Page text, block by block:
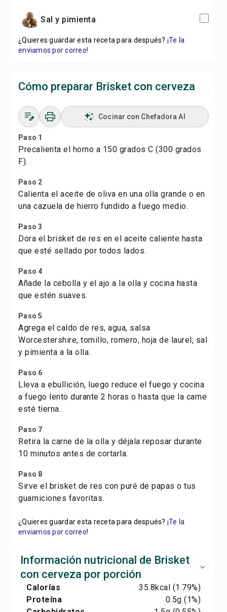
sal y pimienta
¿Quieres guardar esta receta para después? ¡Te la
enviamos por correo!
Cómo preparar Brisket con cerveza
Cocinar con Chefadora AI
Paso 1
Precalienta el horno a 150 grados C (300 grados
F).
Paso 2
Calienta el aceite de oliva en una olla grande o en
una cazuela de hierro fundido a fuego medio.
Paso 3
Dora el brisket de res en el aceite caliente hasta
que esté sellado por todos lados.
Paso 4
Añade la cebolla y el ajo a la olla y cocina hasta
que estén suaves.
Paso 5
Agrega el caldo de res, agua, salsa
Worcestershire, tomillo, romero, hoja de laurel, sal
y pimienta a la olla.
Paso 6
Lleva a ebullición, luego reduce el fuego y cocina
a fuego lento durante 2 horas o hasta que la carne
esté tierna.
Paso 7
Retira la carne de la olla y déjala reposar durante
10 minutos antes de cortarla.
Paso 8
Sirve el brisket de res con puré de papas o tus
guarniciones favoritas.
¿Quieres guardar esta receta para después? ¡Te la
enviamos por correo!
Información nutricional de Brisket
con cerveza por porción
Calorías 35.8kcal (1.79%)
Proteína
0.5g (1%)